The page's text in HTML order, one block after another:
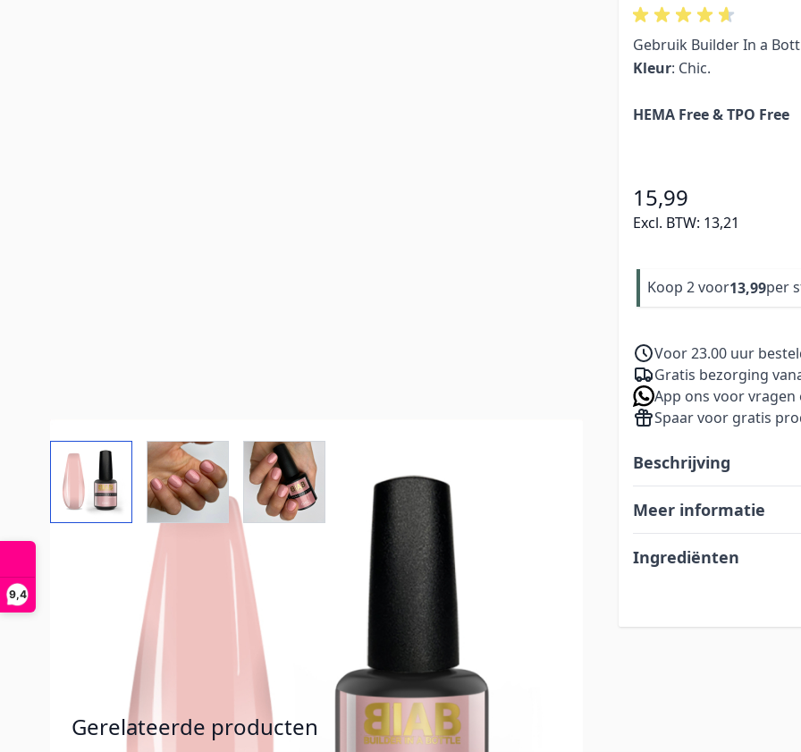
9,4
View larger imageView larger imageView larger image
Gebruik Builder In a
Kleur: Chic.
HEMA Free & TPO Free
15,99
Excl. BTW: 13,21
Koop 2 voor13,99per
Voor 23.00 uur
Gratis bezorging
App ons voor vragen
Spaar voor gratis
Beschrijving
Meer informatie
Ingrediënten
Gerelateerde producten